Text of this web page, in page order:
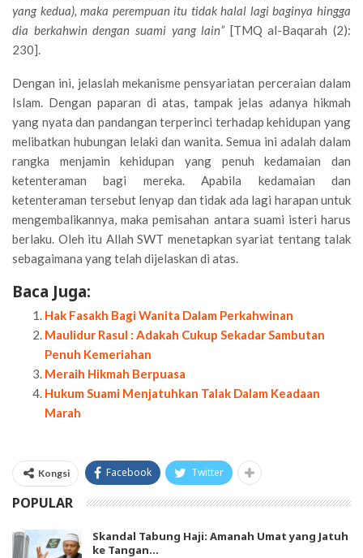
yang kedua), maka perempuan itu tidak halal lagi baginya hingga
dia berkahwin dengan suami yang lain”[TMQ al-Baqarah (2):
230].
Dengan ini, jelaslah mekanisme pensyariatan perceraian dalam
Islam. Dengan paparan di atas, tampak jelas adanya hikmah
yang nyata dan pandangan terperinci terhadap kehidupan yang
melibatkan hubungan lelaki dan wanita. Semua ini adalah dalam
rangka menjamin kehidupan yang penuh kedamaian dan
ketenteraman bagi mereka. Apabila kedamaian dan
ketenteraman tersebut lenyap dan tidak ada lagi harapan untuk
mengembalikannya, maka pemisahan antara suami isteri harus
berlaku. Oleh itu Allah SWT menetapkan syariat tentang talak
sebagaimana yang telah dijelaskan di atas.
Baca Juga:
Hak Fasakh Bagi Wanita Dalam Perkahwinan
Maulidur Rasul : Adakah Cukup Sekadar Sambutan
Penuh Kemeriahan
Meraih Hikmah Berpuasa
Hukum Suami Menjatuhkan Talak Dalam Keadaan
Marah
Kongsi Facebook Twitter
POPULAR
Skandal Tabung Haji: Amanah Umat yang Jatuh
ke Tangan…